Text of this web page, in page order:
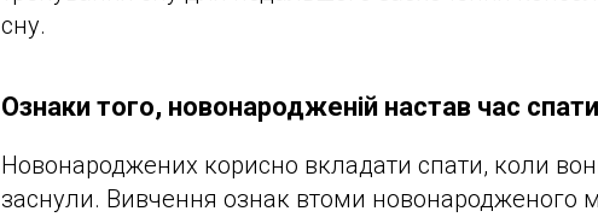
сну.
Ознаки того, новонародженій настав час спати
Новонароджених корисно вкладати спати, коли
заснули. Вивчення ознак втоми новонародженого